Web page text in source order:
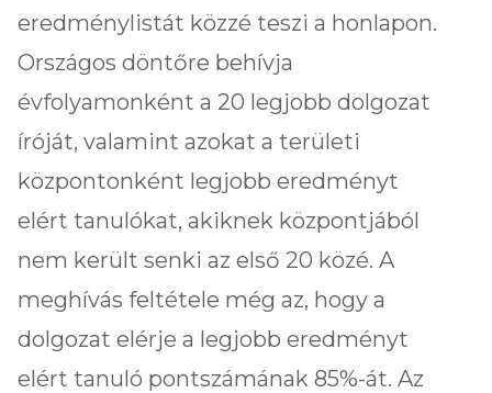
eredménylistát közzé teszi a honlapon.
Országos döntőre behívja
évfolyamonként a 20 legjobb dolgozat
íróját, valamint azokat a területi
központonként legjobb eredményt
elért tanulókat, akiknek központjából
nem került senki az első 20 közé. A
meghívás feltétele még az, hogy a
dolgozat elérje a legjobb eredményt
elért tanuló pontszámának 85%-át. Az